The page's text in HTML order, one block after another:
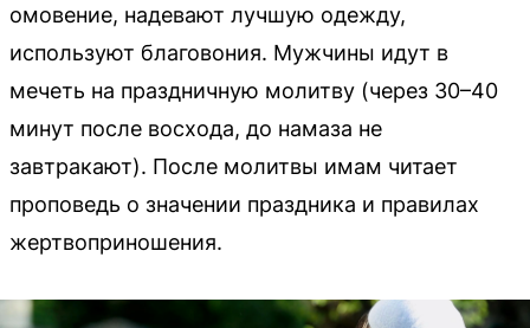
омовение, надевают лучшую одежду,
используют благовония. Мужчины идут в
мечеть на праздничную молитву (через 30–40
минут после восхода, до намаза не
завтракают). После молитвы имам читает
проповедь о значении праздника и правилах
жертвоприношения.